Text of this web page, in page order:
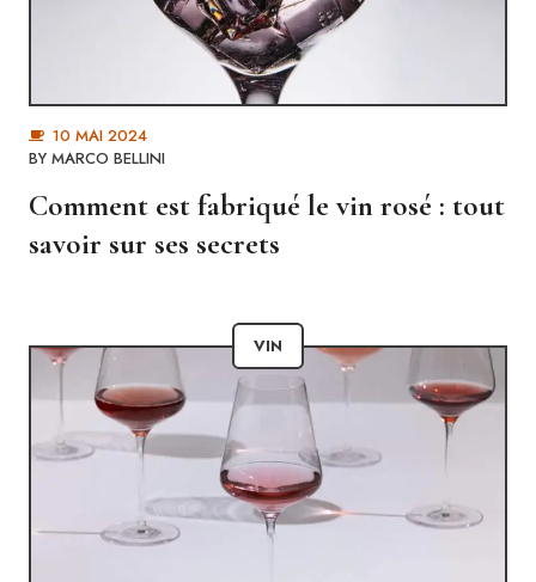
10 MAI 2024
BY MARCO BELLINI
Comment est fabriqué le vin rosé : tout
savoir sur ses secrets
VIN